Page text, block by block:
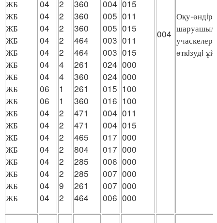
ЖБ
ЖБ
ЖБ
ЖБ
ЖБ
ЖБ
ЖБ
ЖБ
ЖБ
ЖБ
ЖБ
ЖБ
ЖБ
ЖБ
ЖБ
ЖБ
ЖБ
04
04
04
04
04
04
04
06
06
04
04
04
04
04
04
04
04
2
2
2
2
2
4
4
1
1
2
2
2
2
2
2
9
2
360
360
360
464
464
261
360
261
360
471
471
465
804
285
285
261
464
004
005
005
003
003
024
024
015
016
004
004
017
017
006
007
007
006
015
011
015
011
015
000
000
100
100
011
015
000
000
000
000
000
000
004
Оқу-
өткiзудi